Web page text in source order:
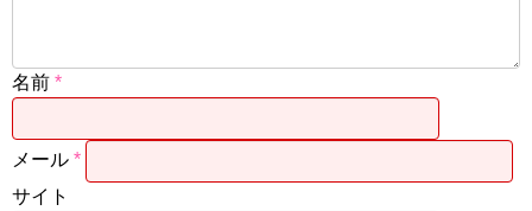
名前 *
メール *
サイト